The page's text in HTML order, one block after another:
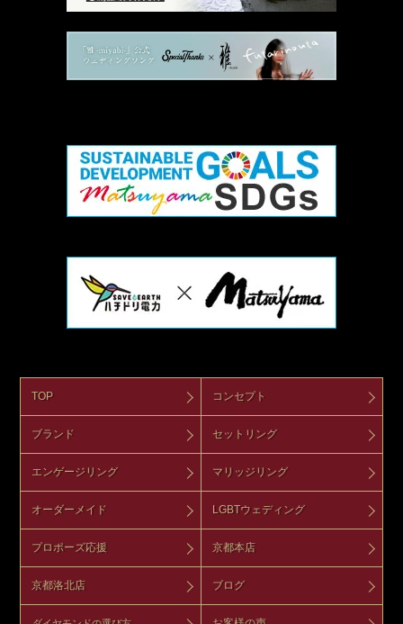
TOP コンセプト
ブランド セットリング
エンゲージリング マリッジリング
オーダーメイド LGBTウェディング
プロポーズ応援 京都本店
京都洛北店 ブログ